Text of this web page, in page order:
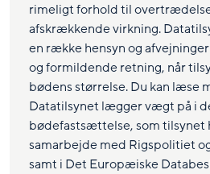
rimeligt forhold til
afskrækkende virkning.
en række hensyn og
og formildende retning, når
bødens størrelse. Du kan læse
Datatilsynet lægger vægt på i
bødefastsættelse, som tilsynet
samarbejde med Rigspolitiet
samt i Det Europæiske